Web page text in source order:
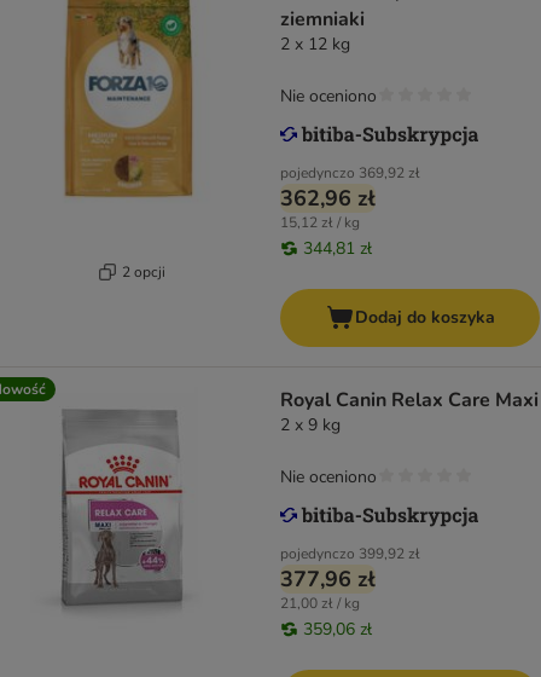
2 opcji
ziemniaki
2 x 12 kg
pojedynczo 369,92 zł
362,96 zł
15,12 zł / kg
344,81 zł
Nie oceniono
Dodaj do koszyka
Royal Canin Relax Care Maxi
2 x 9 kg
pojedynczo 399,92 zł
377,96 zł
21,00 zł / kg
359,06 zł
Nie oceniono